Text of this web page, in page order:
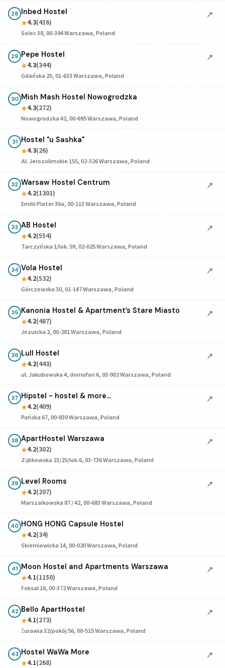
28 Inbed Hostel
★4.3(416)
Solec 38, 00-394 Warszawa, Poland
↗
29 Pepe Hostel
★4.3(344)
Gdańska 25, 01-633 Warszawa, Poland
↗
30 Mish Mash Hostel Nowogrodzka
★4.3(272)
Nowogrodzka 42, 00-695 Warszawa, Poland
31 Hostel "u Sashka"
★4.3(26)
Al. Jerozolimskie 155, 02-326 Warszawa, Poland
32 Warsaw Hostel Centrum
★4.2(1301)
Emilii Plater 36a, 00-113 Warszawa, Poland
↗
33 AB Hostel
★4.2(554)
Tarczyńska 1/lok. 59, 02-025 Warszawa, Poland
↗
34 Vola Hostel
★4.2(532)
Górczewska 30, 01-147 Warszawa, Poland
↗
35 Kanonia Hostel & Apartment’s Stare Miasto
★4.2(487)
Jezuicka 2, 00-281 Warszawa, Poland
↗
36 Lull Hostel
★4.2(443)
ul. Jakubowska 4, domofon 6, 03-902 Warszawa, Poland
↗
37 Hipstel - hostel & more...
★4.2(409)
Pańska 67, 00-830 Warszawa, Poland
↗
38 ApartHostel Warszawa
★4.2(302)
Ząbkowska 23/25/lok.6, 03-736 Warszawa, Poland
↗
39 Level Rooms
★4.2(207)
Marszałkowska 87 / 42, 00-683 Warszawa, Poland
↗
40 HONG HONG Capsule Hostel
★4.2(34)
Skierniewicka 14, 00-020 Warszawa, Poland
41 Moon Hostel and Apartments Warszawa
★4.1(1150)
Foksal 16, 00-372 Warszawa, Poland
↗
42 Bello ApartHostel
★4.1(273)
Żurawia 32/pokój 56, 00-515 Warszawa, Poland
↗
43 Hostel WaWa More
★4.1(268)
↗